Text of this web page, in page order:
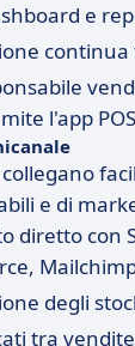
e
l'app
collegano
e di
diretto con
degli
tra